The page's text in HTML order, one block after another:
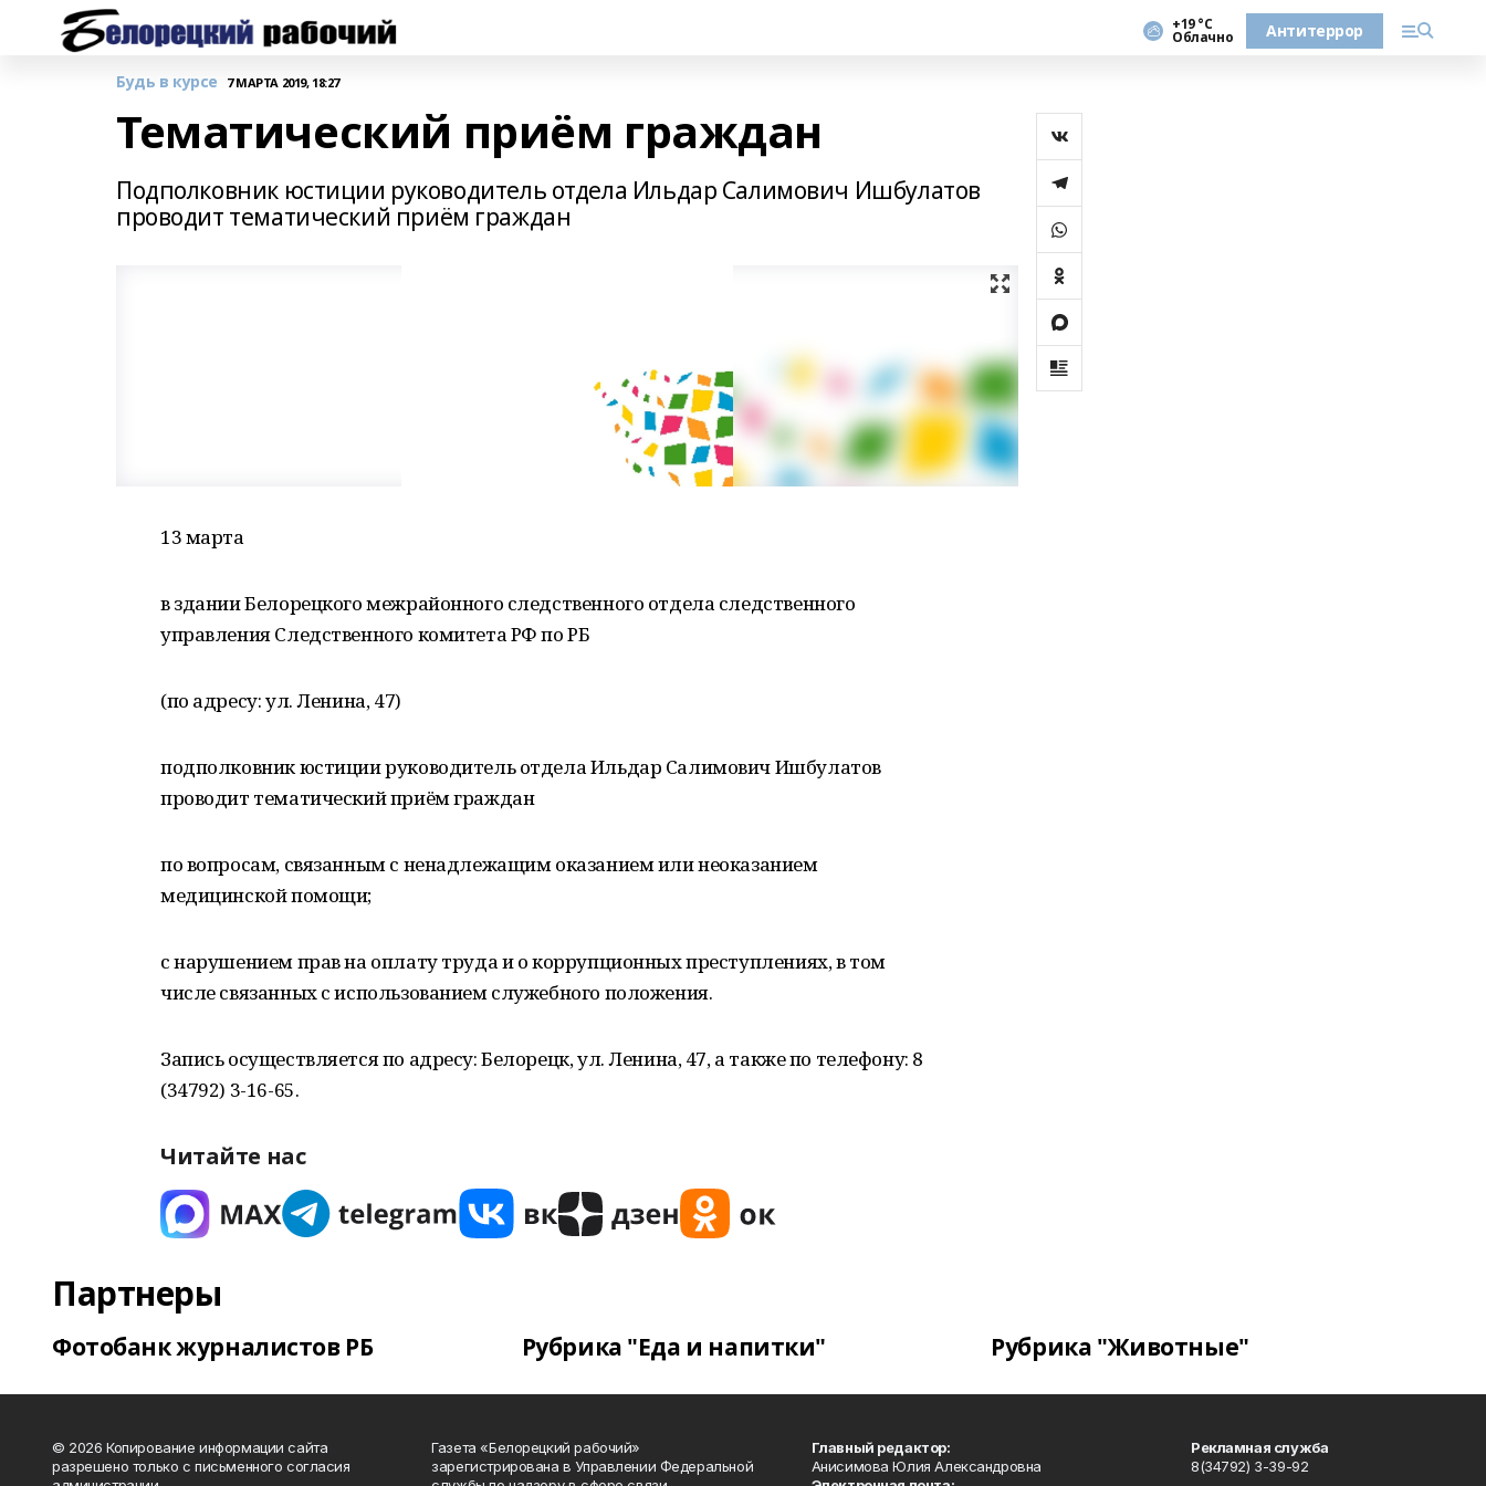
+19 °С
Облачно Антитеррор
Будь в курсе 7 МАРТА 2019, 18:27
Тематический приём граждан
Подполковник юстиции руководитель отдела Ильдар Салимович Ишбулатов
проводит тематический приём граждан
13 марта
в здании Белорецкого межрайонного следственного отдела следственного
управления Следственного комитета РФ по РБ
(по адресу: ул. Ленина, 47)
подполковник юстиции руководитель отдела Ильдар Салимович Ишбулатов
проводит тематический приём граждан
по вопросам, связанным с ненадлежащим оказанием или неоказанием
медицинской помощи;
с нарушением прав на оплату труда и о коррупционных преступлениях, в том
числе связанных с использованием служебного положения.
Запись осуществляется по адресу: Белорецк, ул. Ленина, 47, а также по телефону: 8
(34792) 3-16-65.
Читайте нас
Партнеры
Фотобанк журналистов РБ Рубрика "Еда и напитки" Рубрика "Животные"
© 2026 Копирование информации сайта
разрешено только с письменного согласия
Газета «Белорецкий рабочий»
зарегистрирована в Управлении Федеральной
Главный редактор:
Анисимова Юлия Александровна
Рекламная служба
8(34792) 3-39-92